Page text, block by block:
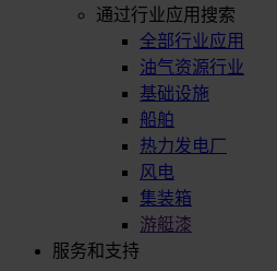
通过行业应用搜索
全部行业应用
油气资源行业
基础设施
船舶
热力发电厂
风电
集装箱
游艇漆
服务和支持